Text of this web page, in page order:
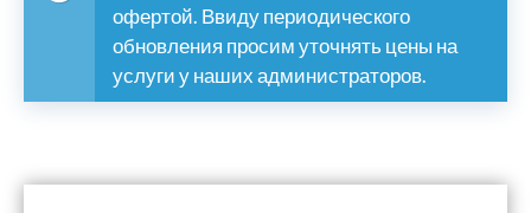
офертой. Ввиду периодического
обновления просим уточнять цены на
услуги у наших администраторов.